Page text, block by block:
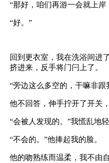
“那好，咱们再游一会就上
“好。”
回到更衣室，我在洗浴间进
挤进来，反手将门闩上了。
“旁边这么多空的，干嘛非跟
他不回答，伸手拧开了开关
“会被人发现的。”我慌乱地轻
“不会的。”他捧起我的脸。
他的吻熟练而温柔，我不由